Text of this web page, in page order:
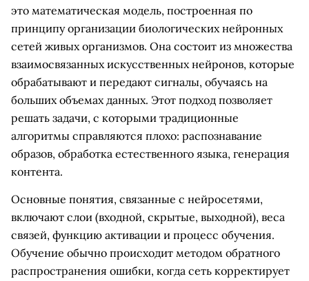
это математическая модель, построенная по
принципу организации биологических нейронных
сетей живых организмов. Она состоит из множества
взаимосвязанных искусственных нейронов, которые
обрабатывают и передают сигналы, обучаясь на
больших объемах данных. Этот подход позволяет
решать задачи, с которыми традиционные
алгоритмы справляются плохо: распознавание
образов, обработка естественного языка, генерация
контента.
Основные понятия, связанные с нейросетями,
включают слои (входной, скрытые, выходной), веса
связей, функцию активации и процесс обучения.
Обучение обычно происходит методом обратного
распространения ошибки, когда сеть корректирует